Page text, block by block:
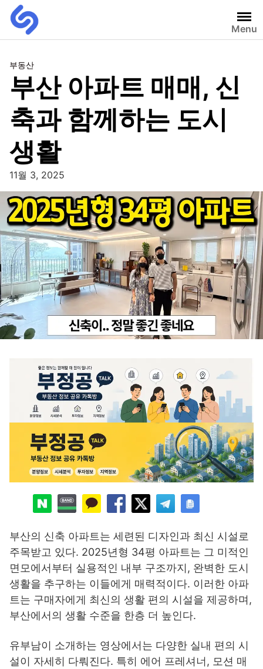
Menu
부동산
부산 아파트 매매, 신
축과 함께하는 도시
생활
11월 3, 2025
부산의 신축 아파트는 세련된 디자인과 최신 시설로
주목받고 있다. 2025년형 34평 아파트는 그 미적인
면모에서부터 실용적인 내부 구조까지, 완벽한 도시
생활을 추구하는 이들에게 매력적이다. 이러한 아파
트는 구매자에게 최신의 생활 편의 시설을 제공하며,
부산에서의 생활 수준을 한층 더 높인다.
유부남이 소개하는 영상에서는 다양한 실내 편의 시
설이 자세히 다뤄진다. 특히 에어 프레셔너, 모션 매